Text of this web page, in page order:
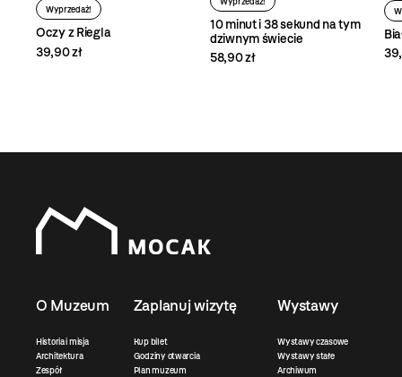
Wyprzedaż!
Oczy z Riegla
39,90 zł
10 minut i 38 sekund na tym
dziwnym świecie
58,90 zł
O Muzeum
Historia i misja
Architektura
Zespół
Zaplanuj wizytę
Kup bilet
Godziny otwarcia
Plan muzeum
Wystawy
Wystawy czasowe
Wystawy stałe
Archiwum